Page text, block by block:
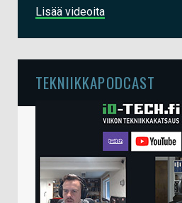
Lisää videoita
TEKNIIKKAPODCAST